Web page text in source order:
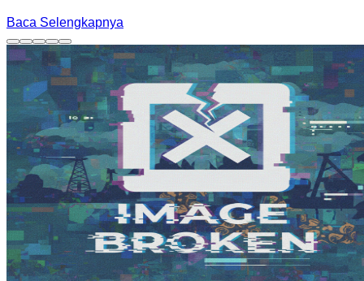
Baca Selengkapnya